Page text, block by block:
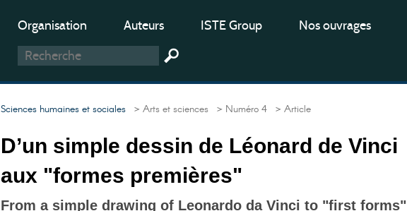
Organisation Auteurs ISTE Group Nos ouvrages
Sciences humaines et sociales > Arts et sciences > Numéro 4 > Article
D’un simple dessin de Léonard de Vinci
aux "formes premières"
From a simple drawing of Leonardo da Vinci to "first forms"